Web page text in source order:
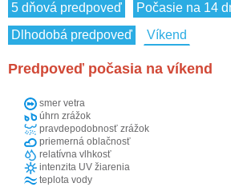
5 dňová predpoveď
Počasie na 14
Dlhodobá predpoveď
Víkend
Predpoveď počasia na víkend
smer vetra
úhrn zrážok
pravdepodobnosť zrážok
priemerná oblačnosť
relatívna vlhkosť
intenzita UV žiarenia
teplota vody